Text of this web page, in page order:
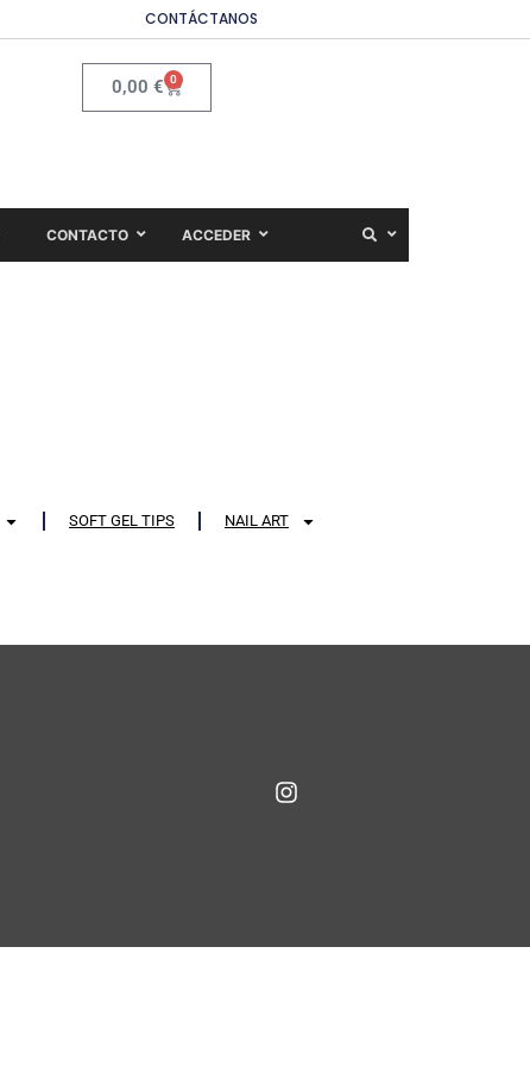
CONTÁCTANOS
0,00 € 0
CONTACTO ACCEDER
SOFT GEL TIPS NAIL ART